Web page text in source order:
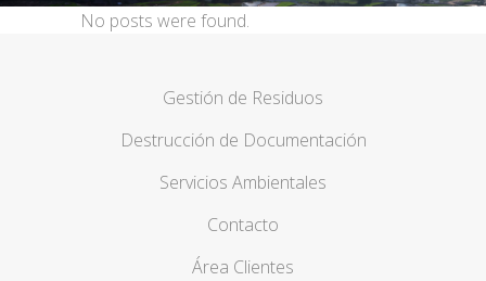
No posts were found.
Gestión de Residuos
Destrucción de Documentación
Servicios Ambientales
Contacto
Área Clientes